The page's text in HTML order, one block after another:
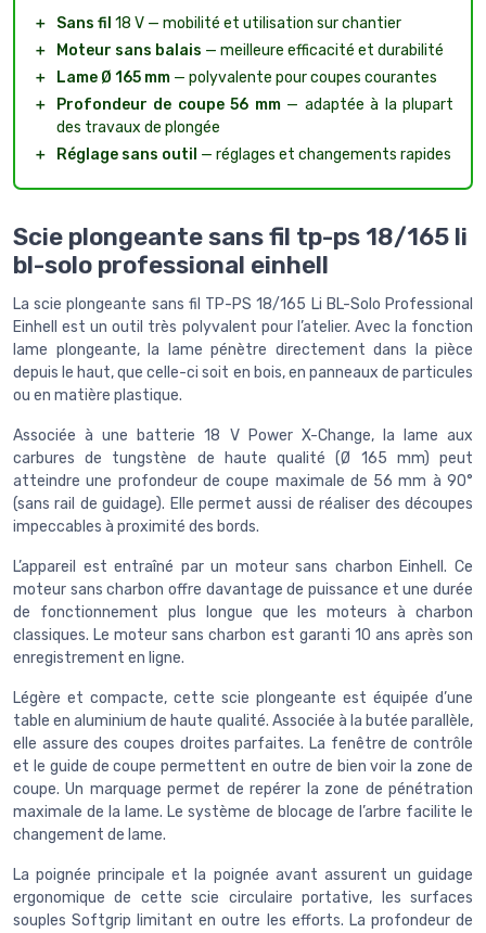
＋ Sans fil 18 V — mobilité et utilisation sur chantier
＋
Moteur sans balais — meilleure efficacité et durabilité
＋
Lame Ø 165 mm — polyvalente pour coupes courantes
＋
Profondeur de coupe 56 mm— adaptée à la plupart
des travaux de plongée
＋
Réglage sans outil — réglages et changements rapides
Scie plongeante sans fil tp-ps 18/165 li
bl-solo professional einhell
La scie plongeante sans fil TP-PS 18/165 Li BL-Solo Professional
Einhell est un outil très polyvalent pour l’atelier. Avec la fonction
lame plongeante, la lame pénètre directement dans la pièce
depuis le haut, que celle-ci soit en bois, en panneaux de particules
ou en matière plastique.
Associée à une batterie 18 V Power X-Change, la lame aux
carbures de tungstène de haute qualité (Ø 165 mm) peut
atteindre une profondeur de coupe maximale de 56 mm à 90°
(sans rail de guidage). Elle permet aussi de réaliser des découpes
impeccables à proximité des bords.
L’appareil est entraîné par un moteur sans charbon Einhell. Ce
moteur sans charbon offre davantage de puissance et une durée
de fonctionnement plus longue que les moteurs à charbon
classiques. Le moteur sans charbon est garanti 10 ans après son
enregistrement en ligne.
Légère et compacte, cette scie plongeante est équipée d’une
table en aluminium de haute qualité. Associée à la butée parallèle,
elle assure des coupes droites parfaites. La fenêtre de contrôle
et le guide de coupe permettent en outre de bien voir la zone de
coupe. Un marquage permet de repérer la zone de pénétration
maximale de la lame. Le système de blocage de l’arbre facilite le
changement de lame.
La poignée principale et la poignée avant assurent un guidage
ergonomique de cette scie circulaire portative, les surfaces
souples Softgrip limitant en outre les efforts. La profondeur de